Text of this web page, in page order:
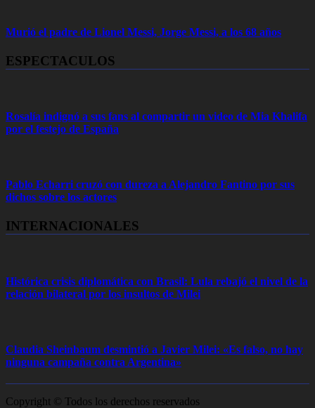
Murió el padre de Lionel Messi, Jorge Messi, a los 68 años
ESPECTACULOS
Rosalía indignó a sus fans al compartir un video de Mia Khalifa
por el festejo de España
Pablo Echarri cruzó con dureza a Alejandro Fantino por sus
dichos sobre los actores
INTERNACIONALES
Histórica crisis diplomática con Brasil: Lula rebajó el nivel de la
relación bilateral por los insultos de Milei
Claudia Sheinbaum desmintió a Javier Milei: «Es falso, no hay
ninguna campaña contra Argentina»
Copyright © Todos los derechos reservados